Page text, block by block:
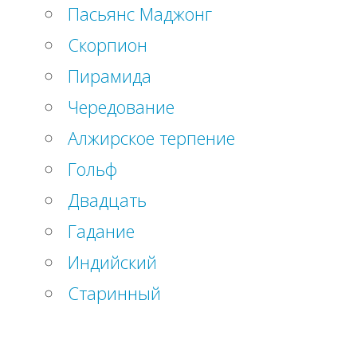
Пасьянс Маджонг
Скорпион
Пирамида
Чередование
Алжирское терпение
Гольф
Двадцать
Гадание
Индийский
Старинный